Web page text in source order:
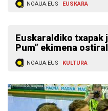
NOAUA.EUS EUSKARA
Euskaraldiko txapak
Pum” ekimena
NOAUA.EUS KULTURA